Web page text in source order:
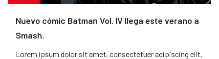
Nuevo cómic Batman Vol. IV llega este verano a
Smash.
Lorem ipsum dolor sit amet, consectetuer adipiscing elit.